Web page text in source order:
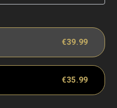
€39.99
€35.99